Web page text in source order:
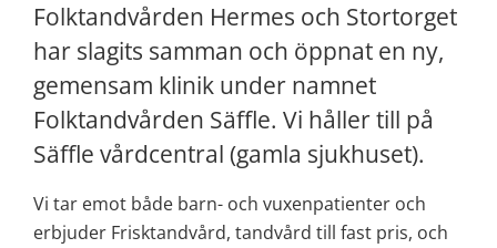
Folktandvården Hermes och Stortorget
har slagits samman och öppnat en ny,
gemensam klinik under namnet
Folktandvården Säffle. Vi håller till på
Säffle vårdcentral (gamla sjukhuset).
Vi tar emot både barn- och vuxenpatienter och
erbjuder Frisktandvård, tandvård till fast pris, och